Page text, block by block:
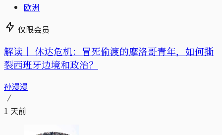
欧洲
仅限会员
解读｜ 休达危机：冒死偷渡的摩洛哥青年，如何撕
裂西班牙边境和政治？
孙漫漫
1 天前